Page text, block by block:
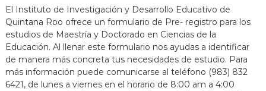
El Instituto de Investigación y Desarrollo Educativo de
Quintana Roo ofrece un formulario de Pre- registro para los
estudios de Maestría y Doctorado en Ciencias de la
Educación. Al llenar este formulario nos ayudas a identificar
de manera más concreta tus necesidades de estudio. Para
más información puede comunicarse al teléfono (983) 832
6421, de lunes a viernes en el horario de 8:00 am a 4:00